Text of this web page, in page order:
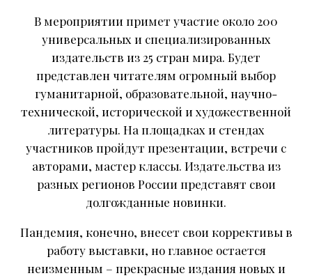
В мероприятии примет участие около 200
универсальных и специализированных
издательств из 25 стран мира. Будет
представлен читателям огромный выбор
гуманитарной, образовательной, научно-
технической, исторической и художественной
литературы. На площадках и стендах
участников пройдут презентации, встречи с
авторами, мастер классы. Издательства из
разных регионов России представят свои
долгожданные новинки.
Пандемия, конечно, внесет свои коррективы в
работу выставки, но главное остается
неизменным – прекрасные издания новых и